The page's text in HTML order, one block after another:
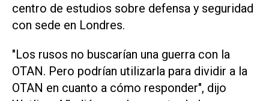
centro de estudios sobre defensa y seguridad
con sede en Londres.
"Los rusos no buscarían una guerra con la
OTAN. Pero podrían utilizarla para dividir a la
OTAN en cuanto a cómo responder", dijo